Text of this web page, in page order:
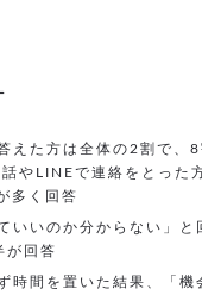
えた方は全体の2割で、8
話やLINEで連絡をとった
多く回答
いいのか分からない」と
が回答
時間を置いた結果、「機